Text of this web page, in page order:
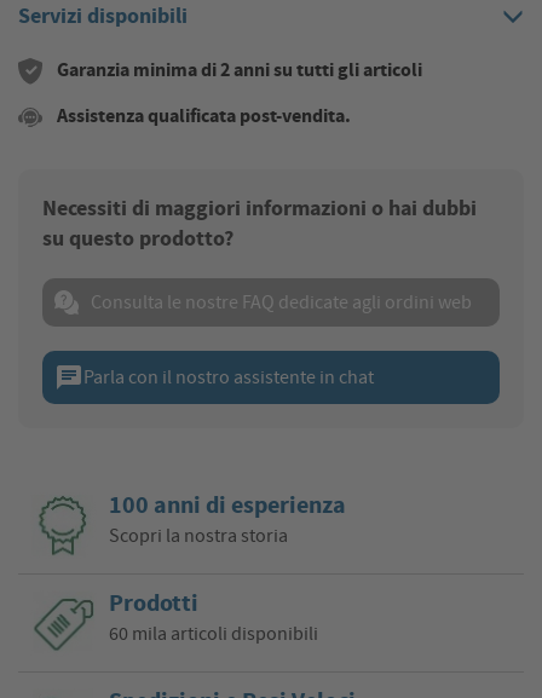
Servizi disponibili
Garanzia minima di 2 anni su tutti gli articoli
Assistenza qualificata post-vendita.
Necessiti di maggiori informazioni o hai dubbi
su questo prodotto?
Consulta le nostre FAQ dedicate agli ordini web
chatParla con il nostro assistente in chat
100 anni di esperienza
Scopri la nostra storia
Prodotti
60 mila articoli disponibili